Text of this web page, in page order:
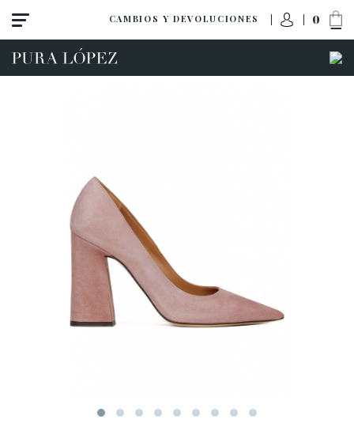
CAMBIOS Y DEVOLUCIONES 0
Ver todo
Tacón alto
Tacón medio